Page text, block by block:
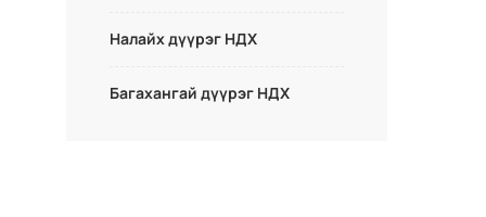
Налайх дүүрэг НДХ
Багахангай дүүрэг НДХ